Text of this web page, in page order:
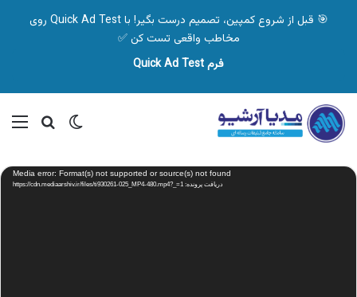
🎯 قبل از شروع کمپین، تصمیم درست بگیر! با Quick Ad Test روی
مخاطب واقعی تست کن ✅
فرم Quick Ad Test
تغییر پوسته
نمایشگر
ویدیو Media error: Format(s) not supported or source(s) not found
دریافت پرونده: https://cdn.mediaarshiv.ir/files/ti930261-025_MP4-480.mp4?_=1